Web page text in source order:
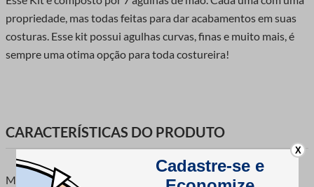
propriedade, mas todas feitas para dar acabamentos em suas
costuras. Esse kit possui agulhas curvas, finas e muito mais, é
sempre uma otima opção para toda costureira!
CARACTERÍSTICAS DO PRODUTO
Marca: Luli
X